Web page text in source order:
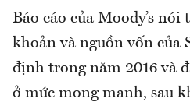
Báo cáo của Moody’s
khoản và nguồn vốn của
định trong năm 2016 và
ở mức mong manh, sau